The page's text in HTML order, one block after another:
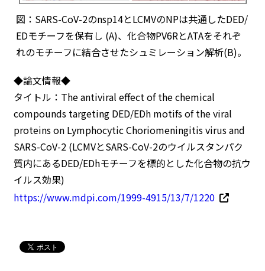
図：SARS-CoV-2のnsp14とLCMVのNPは共通したDED/
EDモチーフを保有し (A)、化合物PV6RとATAをそれぞ
れのモチーフに結合させたシュミレーション解析(B)。
◆論文情報◆
タイトル：The antiviral effect of the chemical
compounds targeting DED/EDh motifs of the viral
proteins on Lymphocytic Choriomeningitis virus and
SARS-CoV-2 (LCMVとSARS-CoV-2のウイルスタンパク
質内にあるDED/EDhモチーフを標的とした化合物の抗ウ
イルス効果)
https://www.mdpi.com/1999-4915/13/7/1220